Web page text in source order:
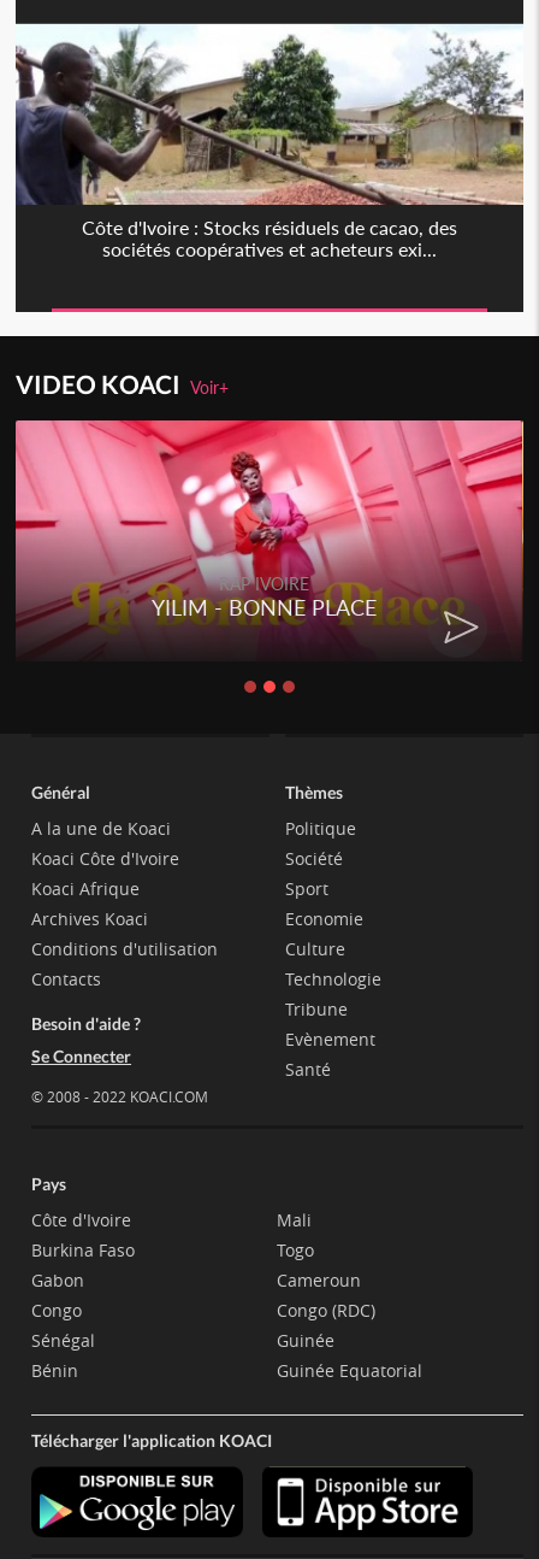
Côte d'Ivoire : Stocks résiduels de cacao, des
sociétés coopératives et acheteurs exi...
VIDEO KOACIVoir+
RAP IVOIRE
YILIM - BONNE PLACE
Général
A la une de Koaci
Koaci Côte d'Ivoire
Koaci Afrique
Archives Koaci
Conditions d'utilisation
Contacts
Besoin d'aide ?
Se Connecter
© 2008 - 2022 KOACI.COM
Thèmes
Politique
Société
Sport
Economie
Culture
Technologie
Tribune
Evènement
Santé
Pays
Côte d'Ivoire
Burkina Faso
Gabon
Congo
Sénégal
Bénin
Mali
Togo
Cameroun
Congo (RDC)
Guinée
Guinée Equatorial
Télécharger l'application KOACI